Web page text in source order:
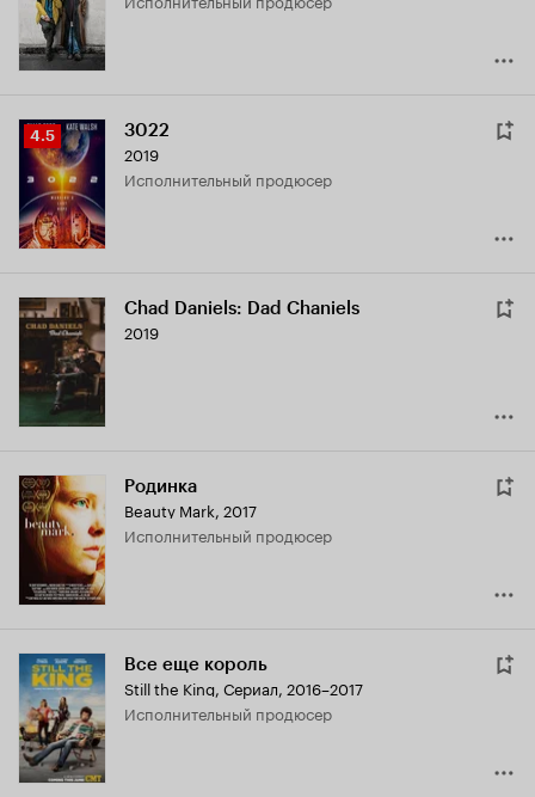
6.0
Рейтинг
Кинопоиска
4.5
4.5 3022
2019
исполнительный продюсер
Chad Daniels: Dad Chaniels
2019
Родинка
Beauty Mark, 2017
исполнительный продюсер
Все еще король
Still the King, Сериал, 2016–2017
исполнительный продюсер